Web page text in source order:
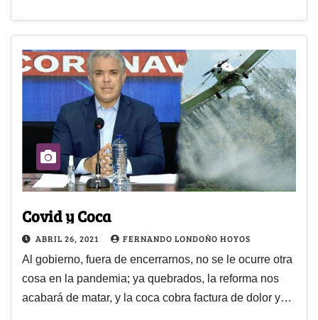
Covid y Coca
ABRIL 26, 2021 FERNANDO LONDOÑO HOYOS
Al gobierno, fuera de encerrarnos, no se le ocurre otra
cosa en la pandemia; ya quebrados, la reforma nos
acabará de matar, y la coca cobra factura de dolor y…